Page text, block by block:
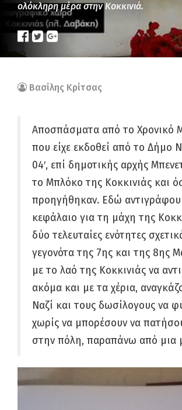
ολόκληρη μέρα στην Κοκκινιά.
Βασίλης Κρίτσας
Αποσπάσματα από το Χρονικό
που είχε εκδοθεί από το Δήμο
04′, επί δημοτικής αρχής
το Μπλόκο της Κοκκινιάς και
προηγήθηκαν. Εδώ
κεφάλαιο για τη μάχη της
δύο τελευταίες ενότητες
γεγονότα της 7ης και της 8ης
με το λαό της Κοκκινιάς να
ακόμα και με τα χέρια,
Ναζί και τους δωσίλογους να
χωρίς να μπορέσουν να
στην πόλη, παραπάνω από μια